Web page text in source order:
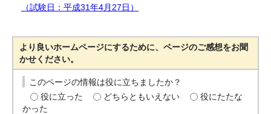
（試験日：平成31年4月27日）
より良いホームページにするために、ページのご感想をお聞
かせください。
このページの情報は役に立ちましたか？
役に立った
どちらともいえない
役にたたな
かった